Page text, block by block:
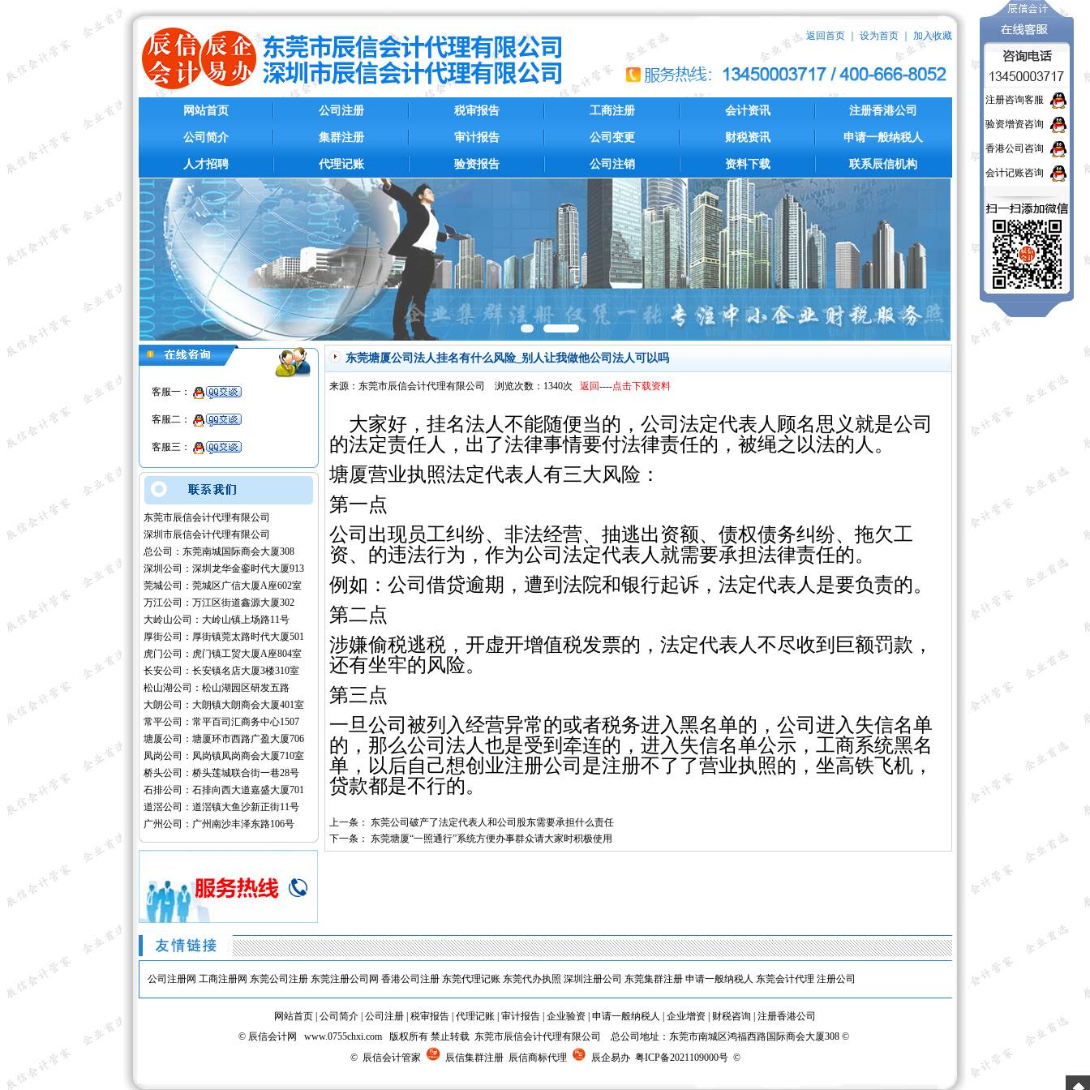
返回首页｜ 设为首页｜ 加入收藏
网站首页
公司简介
人才招聘
公司注册
集群注册
代理记账
税审报告
审计报告
验资报告
工商注册
公司变更
公司注销
会计资讯
财税资讯
资料下载
注册香港公司
申请一般纳税人
联系辰信机构
客服一：
客服二：
客服三：
东莞市辰信会计代理有限公司
深圳市辰信会计代理有限公司
总公司：东莞南城国际商会大厦308
深圳公司：深圳龙华金銮时代大厦913
莞城公司：莞城区广信大厦A座602室
万江公司：万江区街道鑫源大厦302
大岭山公司：大岭山镇上场路11号
厚街公司：厚街镇莞太路时代大厦501
虎门公司：虎门镇工贸大厦A座804室
长安公司：长安镇名店大厦3楼310室
松山湖公司：松山湖园区研发五路
大朗公司：大朗镇大朗商会大厦401室
常平公司：常平百司汇商务中心1507
塘厦公司：塘厦环市西路广盈大厦706
凤岗公司：凤岗镇凤岗商会大厦710室
桥头公司：桥头莲城联合街一巷28号
石排公司：石排向西大道嘉盛大厦701
道滘公司：道滘镇大鱼沙新正街11号
广州公司：广州南沙丰泽东路106号
东莞塘厦公司法人挂名有什么风险_别人让我做他公司法人可以吗
来源：东莞市辰信会计代理有限公司 浏览次数：1340次 返回----点击下载资料
大家好，挂名法人不能随便当的，公司法定代表人顾名思义就是公司
的法定责任人，出了法律事情要付法律责任的，被绳之以法的人。
塘厦营业执照法定代表人有三大风险：
第一点
公司出现员工纠纷、非法经营、抽逃出资额、债权债务纠纷、拖欠工
资、的违法行为，作为公司法定代表人就需要承担法律责任的。
例如：公司借贷逾期，遭到法院和银行起诉，法定代表人是要负责的。
第二点
涉嫌偷税逃税，开虚开增值税发票的，法定代表人不尽收到巨额罚款，
还有坐牢的风险。
第三点
一旦公司被列入经营异常的或者税务进入黑名单的，公司进入失信名单
的，那么公司法人也是受到牵连的，进入失信名单公示，工商系统黑名
单，以后自己想创业注册公司是注册不了了营业执照的，坐高铁飞机，
贷款都是不行的。
上一条： 东莞公司破产了法定代表人和公司股东需要承担什么责任
下一条： 东莞塘厦“一照通行”系统方便办事群众请大家时积极使用
公司注册网 工商注册网 东莞公司注册 东莞注册公司网 香港公司注册 东莞代理记账 东莞代办执照 深圳注册公司 东莞集群注册 申请一般纳税人 东莞会计代理 注册公司
网站首页 公司简介 公司注册 税审报告 代理记账 审计报告 企业验资 申请一般纳税人 企业增资 财税咨询
注册香港公司
© 辰信会计网 www.0755chxi.com 版权所有 禁止转载 东莞市辰信会计代理有限公司 总公司地址：东莞市南城区鸿福西路国际商会大厦308 ©
© 辰信会计管家
辰信集群注册 辰信商标代理 辰企易办 粤ICP备2021109000号©
注册咨询客服
验资增资咨询
香港公司咨询
会计记账咨询